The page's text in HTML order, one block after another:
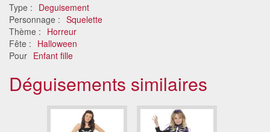
Type : Deguisement
Personnage : Squelette
Thème : Horreur
Fête : Halloween
Pour Enfant fille
Déguisements similaires